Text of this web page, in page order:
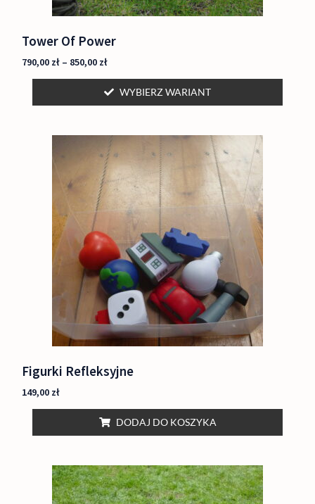
Tower Of Power
790,00 zł – 850,00 zł
WYBIERZ WARIANT
Figurki Refleksyjne
149,00 zł
DODAJ DO KOSZYKA